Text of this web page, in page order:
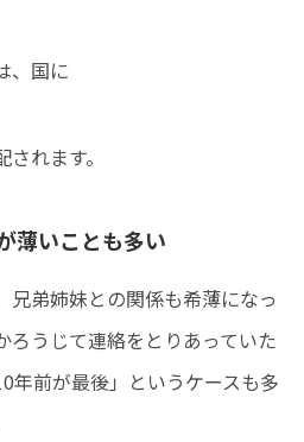
、国に
れます。
薄いことも多い
兄弟姉妹との関係も希薄になっ
ろうじて連絡をとりあっていた
年前が最後」というケースも多